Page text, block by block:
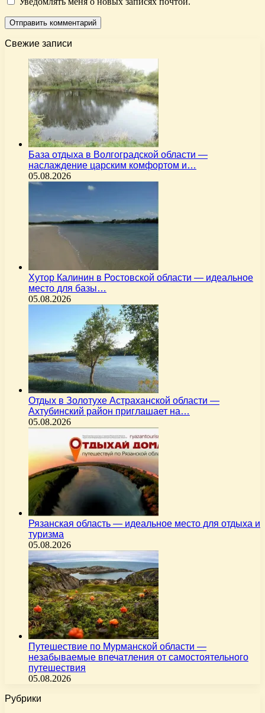
Свежие записи
База отдыха в Волгоградской области —
наслаждение царским комфортом и…
05.08.2026
Хутор Калинин в Ростовской области — идеальное
место для базы…
05.08.2026
Отдых в Золотухе Астраханской области —
Ахтубинский район приглашает на…
05.08.2026
Рязанская область — идеальное место для отдыха и
туризма
05.08.2026
Путешествие по Мурманской области —
незабываемые впечатления от самостоятельного
путешествия
05.08.2026
Рубрики